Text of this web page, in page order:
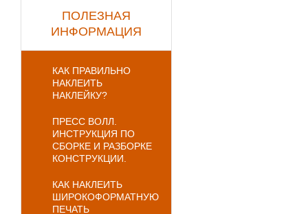
ПОЛЕЗНАЯ
ИНФОРМАЦИЯ
КАК ПРАВИЛЬНО
НАКЛЕИТЬ
НАКЛЕЙКУ?
ПРЕСС ВОЛЛ.
ИНСТРУКЦИЯ ПО
СБОРКЕ И РАЗБОРКЕ
КОНСТРУКЦИИ.
КАК НАКЛЕИТЬ
ШИРОКОФОРМАТНУЮ
ПЕЧАТЬ